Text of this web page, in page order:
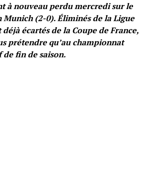
à nouveau perdu mercredi sur le
(2-0). Éliminés de la Ligue
écartés de la Coupe de France,
prétendre qu’au championnat
fin de saison.